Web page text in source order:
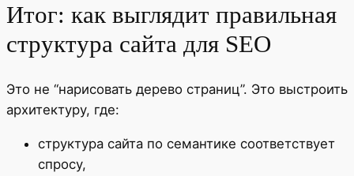
Итог: как выглядит правильная
структура сайта для SEO
Это не “нарисовать дерево страниц”. Это выстроить
архитектуру, где:
структура сайта по семантике соответствует
спросу,